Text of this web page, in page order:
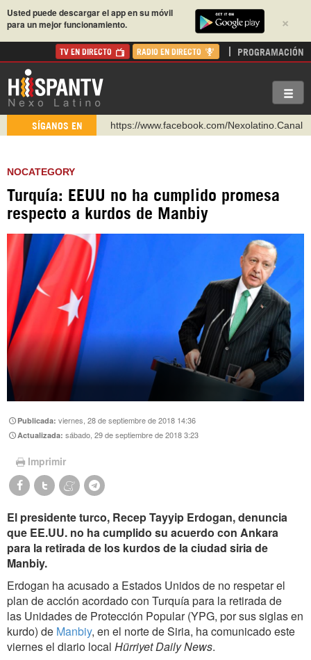
×
Usted puede descargar el app en su móvil
para un mejor funcionamiento.
TV EN DIRECTO RADIO EN DIRECTO PROGRAMACIÓN
SÍGANOS EN
https://www.facebook.com/Nexolatino.Canal
https://t.me/hispantvcanal
https://urmedium.com/c/hispantv
NOCATEGORY
Turquía: EEUU no ha cumplido promesa
respecto a kurdos de Manbiy
Publicada:viernes, 28 de septiembre de 2018 14:36
Actualizada:sábado, 29 de septiembre de 2018 3:23
Imprimir
El presidente turco, Recep Tayyip Erdogan, denuncia
que EE.UU. no ha cumplido su acuerdo con Ankara
para la retirada de los kurdos de la ciudad siria de
Manbiy.
Erdogan ha acusado a Estados Unidos de no respetar el
plan de acción acordado con Turquía para la retirada de
las Unidades de Protección Popular (YPG, por sus siglas en
kurdo) de Manbiy, en el norte de Siria, ha comunicado este
viernes el diario local Hürriyet Daily News.